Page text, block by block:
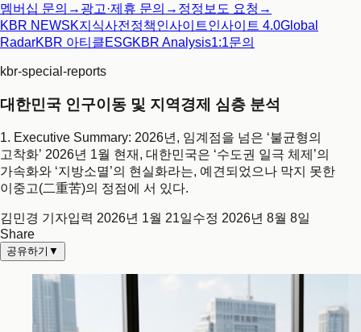
멤버십 문의 → 광고·제휴 문의 → 정정보도 요청 →
KBR NEWSK지식사전 정책인사이트인사이트 4.0Global
RadarKBR 아티클ESGKBR Analysis1:1문의
kbr-special-reports
대한민국 인구이동 및 지역경제 심층 분석
1. Executive Summary: 2026년, 임계점을 넘은 ‘불균형의
고착화’ 2026년 1월 현재, 대한민국은 ‘수도권 일극 체제’의
가속화와 ‘지방소멸’의 현실화라는, 예견되었으나 막지 못한
이중고(二重苦)의 정점에 서 있다.
김민경 기자입력 2026년 1월 21일수정 2026년 8월 8일
Share
공유하기 ▼